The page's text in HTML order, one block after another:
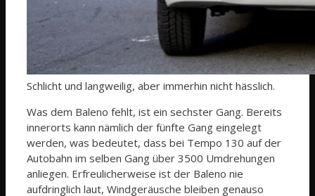
Schlicht und langweilig, aber immerhin nicht hässlich.
Was dem Baleno fehlt, ist ein sechster Gang. Bereits
innerorts kann nämlich der fünfte Gang eingelegt
werden, was bedeutet, dass bei Tempo 130 auf der
Autobahn im selben Gang über 3500 Umdrehungen
anliegen. Erfreulicherweise ist der Baleno nie
aufdringlich laut, Windgeräusche bleiben genauso